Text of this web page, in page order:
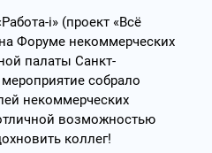
i» (проект «Всё
Форуме некоммерческих
палаты Санкт-
собрало
некоммерческих
возможностью
коллег!